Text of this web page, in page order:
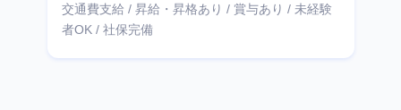
交通費支給 / 昇給・昇格あり / 賞与あり / 未経験
者OK / 社保完備